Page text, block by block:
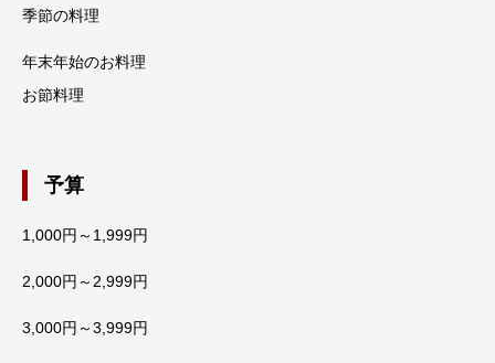
季節の料理
年末年始のお料理
お節料理
予算
1,000円～1,999円
2,000円～2,999円
3,000円～3,999円